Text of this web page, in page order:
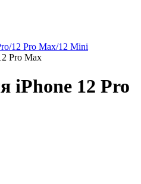
12 Pro Max/12 Mini
Pro Max
iPhone 12 Pro